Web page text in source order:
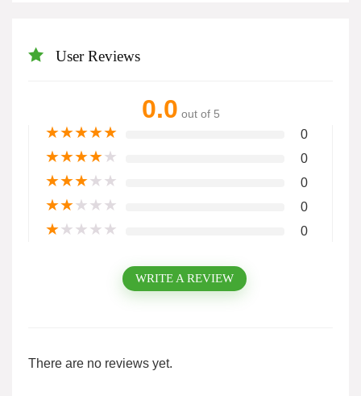
User Reviews
0.0 out of 5
★★★★★ 0
★★★★★ 0
★★★★★ 0
★★★★★ 0
★★★★★ 0
WRITE A REVIEW
There are no reviews yet.